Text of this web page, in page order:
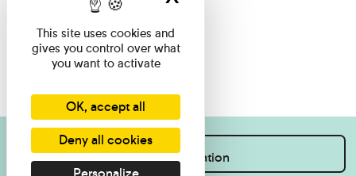
I want information
This site uses cookies and
gives you control over what
you want to activate
OK, accept all
Deny all cookies